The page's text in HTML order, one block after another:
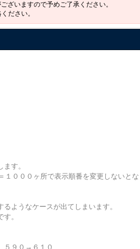
ざいますので予めご了承ください。
ださい。
す。
０００ヶ所で表示順番を変更しないとな
ようなケースが出てしまいます。
。
５９０→６１０